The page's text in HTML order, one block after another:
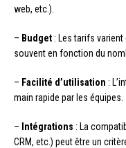
web, etc.).
– Budget : Les tarifs varient
souvent en fonction du
– Facilité d’utilisation :
main rapide par les équipes.
– Intégrations : La
CRM, etc.) peut être un